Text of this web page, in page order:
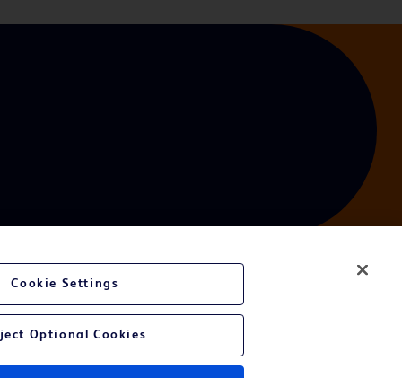
Cookie Settings
Optional Cookies